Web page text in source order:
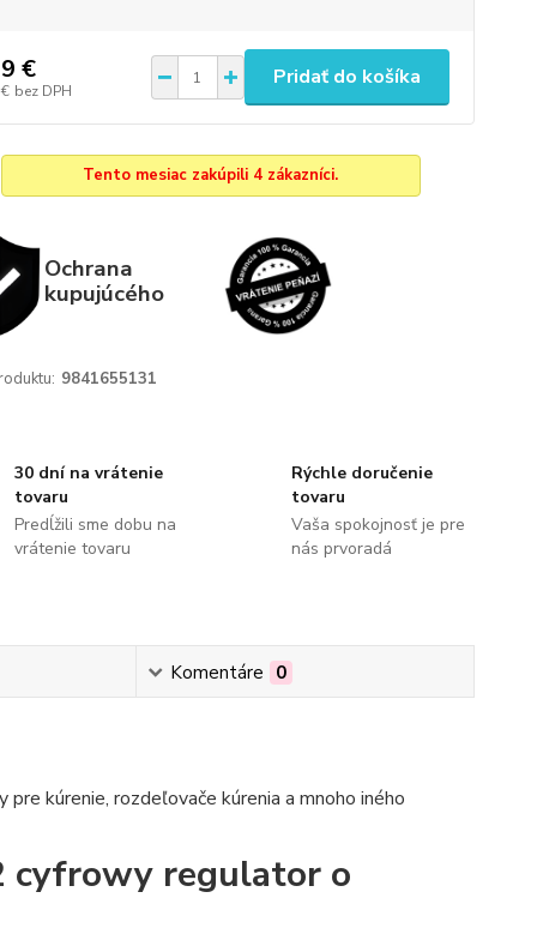
€
bez DPH
Pridať do košíka
Tento mesiac zakúpili 4 zákazníci.
Ochrana
kupujúcého
9841655131
30 dní na vrátenie
tovaru
Predĺžili sme dobu na
vrátenie tovaru
Rýchle doručenie
tovaru
Vaša spokojnosť je pre
nás prvoradá
Komentáre 0
kúrenie, rozdeľovače kúrenia a mnoho iného
cyfrowy regulator o